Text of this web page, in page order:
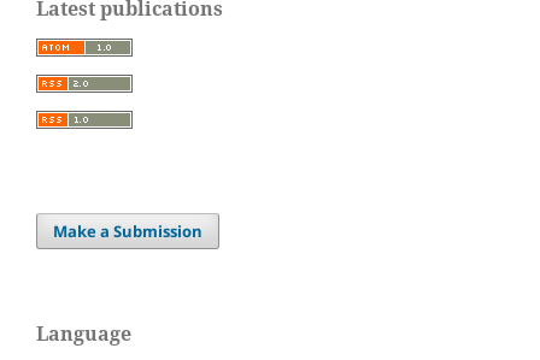
Latest publications
Make a Submission
Language